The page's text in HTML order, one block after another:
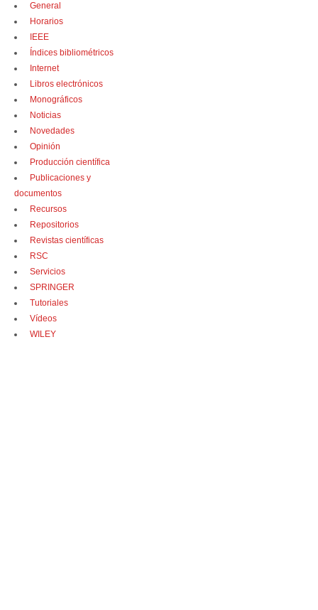
General
Horarios
IEEE
Índices bibliométricos
Internet
Libros electrónicos
Monográficos
Noticias
Novedades
Opinión
Producción científica
Publicaciones y
documentos
Recursos
Repositorios
Revistas científicas
RSC
Servicios
SPRINGER
Tutoriales
Vídeos
WILEY